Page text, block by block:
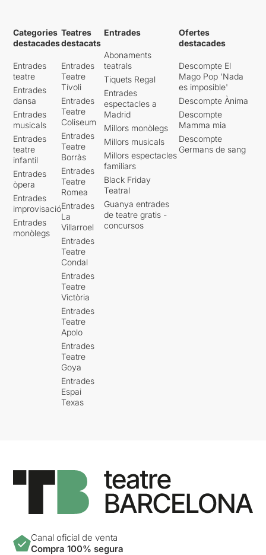
Categories
destacades
Entrades
teatre
Entrades
dansa
Entrades
musicals
Entrades
teatre
infantil
Entrades
òpera
Entrades
improvisació
Entrades
monòlegs
Teatres
destacats
Entrades
Teatre
Tívoli
Entrades
Teatre
Coliseum
Entrades
Teatre
Borràs
Entrades
Teatre
Romea
Entrades
La
Villarroel
Entrades
Teatre
Condal
Entrades
Teatre
Victòria
Entrades
Teatre
Apolo
Entrades
Teatre
Goya
Entrades
Espai
Texas
Entrades
Abonaments
teatrals
Tiquets Regal
Entrades
espectacles a
Madrid
Millors monòlegs
Millors musicals
Millors espectacles
familiars
Black Friday
Teatral
Guanya entrades
de teatre gratis -
concursos
Ofertes
destacades
Descompte El
Mago Pop 'Nada
es imposible'
Descompte Ànima
Descompte
Mamma mia
Descompte
Germans de sang
Canal oficial de venta
Compra 100% segura